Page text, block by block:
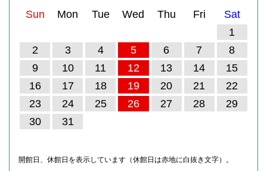
Sun Mon Tue Wed Thu Fri
Sat
1
2
3 4 5 6 7
8
9
10 11 12 13 14
15
16
17 18 19 20 21
22
23
24 25 26 27 28
29
30
31
開館日、休館日を表示しています（休館日は赤地に白抜き文字）。